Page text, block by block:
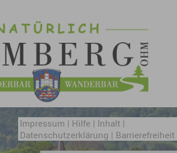
Impressum | Hilfe | Inhalt|
Datenschutzerklärung | Barrierefreiheit